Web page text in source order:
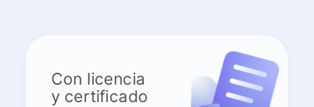
Con licencia
y certificado